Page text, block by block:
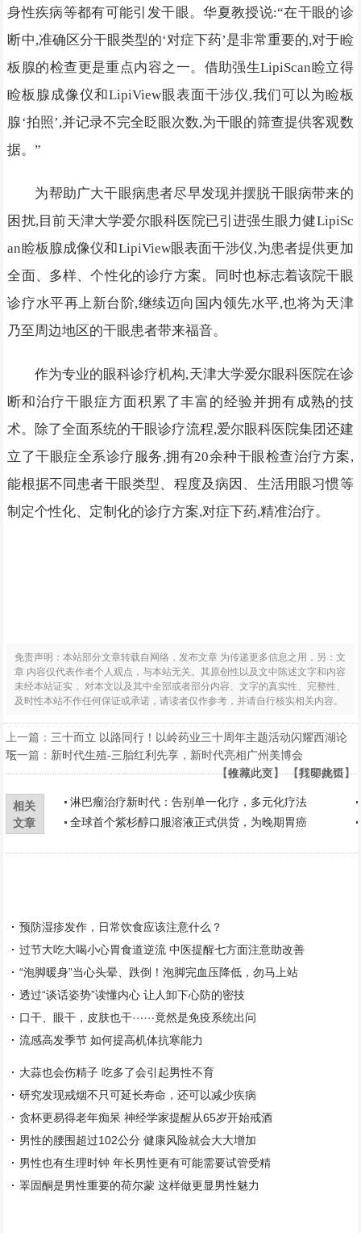
身性疾病等都有可能引发干眼。华夏教授说:“在干眼的诊
断中,准确区分干眼类型的‘对症下药’是非常重要的,对于睑
板腺的检查更是重点内容之一。借助强生LipiScan睑立得
睑板腺成像仪和LipiView眼表面干涉仪,我们可以为睑板
腺‘拍照’,并记录不完全眨眼次数,为干眼的筛查提供客观数
据。”
为帮助广大干眼病患者尽早发现并摆脱干眼病带来的
困扰,目前天津大学爱尔眼科医院已引进强生眼力健LipiSc
an睑板腺成像仪和LipiView眼表面干涉仪,为患者提供更加
全面、多样、个性化的诊疗方案。同时也标志着该院干眼
诊疗水平再上新台阶,继续迈向国内领先水平,也将为天津
乃至周边地区的干眼患者带来福音。
作为专业的眼科诊疗机构,天津大学爱尔眼科医院在诊
断和治疗干眼症方面积累了丰富的经验并拥有成熟的技
术。除了全面系统的干眼诊疗流程,爱尔眼科医院集团还建
立了干眼症全系诊疗服务,拥有20余种干眼检查治疗方案,
能根据不同患者干眼类型、程度及病因、生活用眼习惯等
制定个性化、定制化的诊疗方案,对症下药,精准治疗。
免责声明：本站部分文章转载自网络，发布文章 为传递更多信息之用，另：文
章 内容仅代表作者个人观点，与本站无关。其原创性以及文中陈述文字和内容
未经本站证实， 对本文以及其中全部或者部分内容、文字的真实性、完整性、
及时性本站不作任何保证或承诺，请读者仅作参考，并请自行核实相关内容。
上一篇： 三十而立 以路同行！以岭药业三十周年主题活动闪耀西湖论
坛
下一篇： 新时代生殖-三胎红利先享，新时代亮相广州美博会
【收藏此页】 【打印此页】
【推荐此文】 【我要挑错】
相关
文章
淋巴瘤治疗新时代：告别单一化疗，多元化疗法
全球首个紫杉醇口服溶液正式供货，为晚期胃癌
预防湿疹发作，日常饮食应该注意什么？
过节大吃大喝小心胃食道逆流 中医提醒七方面注意助改善
“泡脚暖身”当心头晕、跌倒！泡脚完血压降低，勿马上站
透过“谈话姿势”读懂内心 让人卸下心防的密技
口干、眼干，皮肤也干⋯⋯竟然是免疫系统出问
流感高发季节 如何提高机体抗寒能力
大蒜也会伤精子 吃多了会引起男性不育
研究发现戒烟不只可延长寿命，还可以减少疾病
贪杯更易得老年痴呆 神经学家提醒从65岁开始戒酒
男性的腰围超过102公分 健康风险就会大大增加
男性也有生理时钟 年长男性更有可能需要试管受精
睪固酮是男性重要的荷尔蒙 这样做更显男性魅力